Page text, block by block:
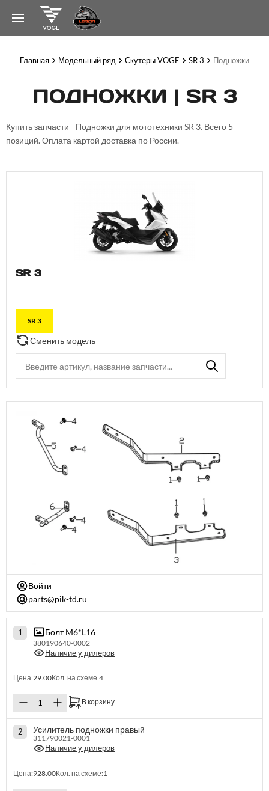
Главная Модельный ряд Скутеры VOGE SR 3 Подножки
ПОДНОЖКИ | SR 3
Купить запчасти - Подножки для мототехники SR 3. Всего 5
позиций. Оплата картой доставка по России.
SR 3
SR 3
Сменить модель
Войти
parts@pik-td.ru
1 Болт M6*L16
380190640-0002
Наличие у дилеров
Цена:29.00Кол. на схеме:4
В корзину
2 Усилитель подножки правый
311790021-0001
Наличие у дилеров
Цена:928.00Кол. на схеме:1